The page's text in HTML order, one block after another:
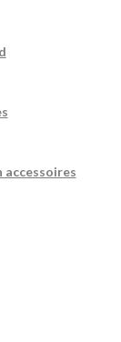
accessoires